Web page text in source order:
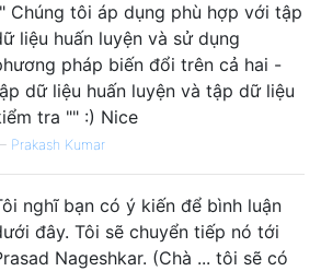
Chúng tôi áp dụng phù hợp với tập
liệu huấn luyện và sử dụng
pháp biến đổi trên cả hai -
dữ liệu huấn luyện và tập dữ liệu
tra "" :) Nice
Prakash Kumar
nghĩ bạn có ý kiến ​​để bình luận
đây. Tôi sẽ chuyển tiếp nó tới
Nageshkar. (Chà ... tôi sẽ có